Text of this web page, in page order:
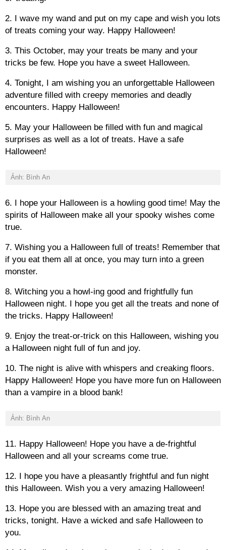
2. I wave my wand and put on my cape and wish you lots
of treats coming your way. Happy Halloween!
3. This October, may your treats be many and your
tricks be few. Hope you have a sweet Halloween.
4. Tonight, I am wishing you an unforgettable Halloween
adventure filled with creepy memories and deadly
encounters. Happy Halloween!
5. May your Halloween be filled with fun and magical
surprises as well as a lot of treats. Have a safe
Halloween!
Ảnh: Bình An
6. I hope your Halloween is a howling good time! May the
spirits of Halloween make all your spooky wishes come
true.
7. Wishing you a Halloween full of treats! Remember that
if you eat them all at once, you may turn into a green
monster.
8. Witching you a howl-ing good and frightfully fun
Halloween night. I hope you get all the treats and none of
the tricks. Happy Halloween!
9. Enjoy the treat-or-trick on this Halloween, wishing you
a Halloween night full of fun and joy.
10. The night is alive with whispers and creaking floors.
Happy Halloween! Hope you have more fun on Halloween
than a vampire in a blood bank!
Ảnh: Bình An
11. Happy Halloween! Hope you have a de-frightful
Halloween and all your screams come true.
12. I hope you have a pleasantly frightful and fun night
this Halloween. Wish you a very amazing Halloween!
13. Hope you are blessed with an amazing treat and
tricks, tonight. Have a wicked and safe Halloween to
you.